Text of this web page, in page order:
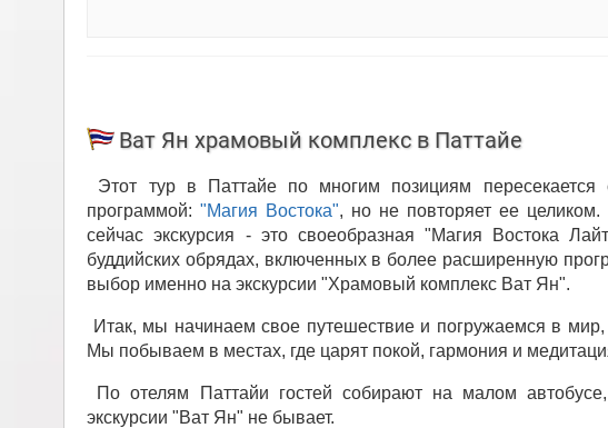
Ват Ян храмовый комплекс в Паттайе
Этот тур в Паттайе по многим позициям пересекается
программой:"Магия Востока", но не повторяет ее
сейчас экскурсия - это своеобразная "Магия Востока
буддийских обрядах, включенных в более расширенную
выбор именно на экскурсии "Храмовый комплекс Ват Ян".
Итак, мы начинаем свое путешествие и погружаемся в
Мы побываем в местах, где царят покой, гармония и
По отелям Паттайи гостей собирают на малом
экскурсии "Ват Ян" не бывает.